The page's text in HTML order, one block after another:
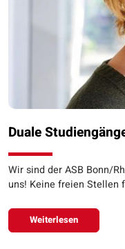
Duale
Wir sind der ASB Bonn/
uns! Keine freien Stellen
Weiterlesen